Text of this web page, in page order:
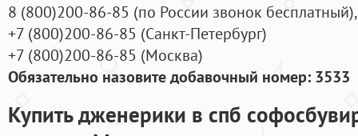
8 (800)200-86-85 (по России звонок бесплатный),
+7 (800)200-86-85 (Санкт-Петербург)
+7 (800)200-86-85 (Москва)
Обязательно назовите добавочный номер: 3533
Купить дженерики в спб